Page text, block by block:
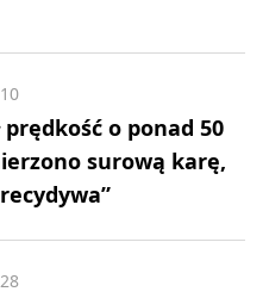
prędkość o ponad 50
surową karę,